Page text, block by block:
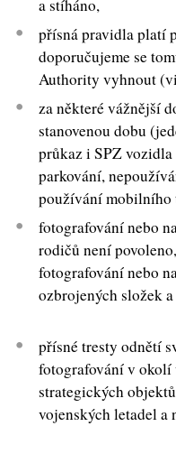
a stíháno,
přísná pravidla platí
doporučujeme se
Authority vyhnout
za některé vážnější
stanovenou dobu
průkaz i SPZ
parkování,
používání
fotografování nebo
rodičů není
fotografování nebo
ozbrojených složek
přísné tresty odnětí
fotografování v okolí
strategických
vojenských letadel a